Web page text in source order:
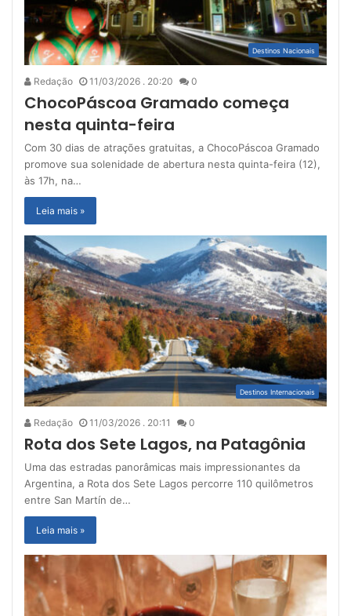
Destinos Nacionais
Redação 11/03/2026 . 20:20 0
ChocoPáscoa Gramado começa
nesta quinta-feira
Com 30 dias de atrações gratuitas, a ChocoPáscoa Gramado
promove sua solenidade de abertura nesta quinta-feira (12),
às 17h, na…
Leia mais »
Destinos Internacionais
Redação 11/03/2026 . 20:11 0
Rota dos Sete Lagos, na Patagônia
Uma das estradas panorâmicas mais impressionantes da
Argentina, a Rota dos Sete Lagos percorre 110 quilômetros
entre San Martín de…
Leia mais »